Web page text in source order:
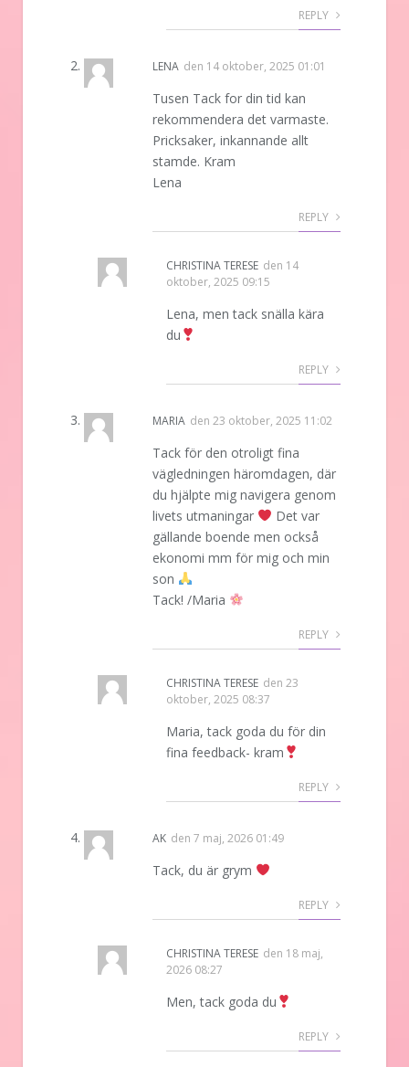
REPLY
LENA den 14 oktober, 2025 01:01
Tusen Tack for din tid kan
rekommendera det varmaste.
Pricksaker, inkannande allt
stamde. Kram
Lena
REPLY
CHRISTINA TERESE den 14
oktober, 2025 09:15
Lena, men tack snälla kära
du
REPLY
MARIA den 23 oktober, 2025 11:02
Tack för den otroligt fina
vägledningen häromdagen, där
du hjälpte mig navigera genom
livets utmaningar
Det var
gällande boende men också
ekonomi mm för mig och min
son
Tack! /Maria
REPLY
CHRISTINA TERESE den 23
oktober, 2025 08:37
Maria, tack goda du för din
fina feedback- kram
REPLY
AK den 7 maj, 2026 01:49
Tack, du är grym
REPLY
CHRISTINA TERESE den 18 maj,
2026 08:27
Men, tack goda du
REPLY